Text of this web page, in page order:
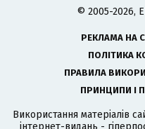
© 2005-2026,
РЕКЛАМА НА
ПОЛІТИКА
ПРАВИЛА
ПРИНЦИПИ І
Використання матеріалів